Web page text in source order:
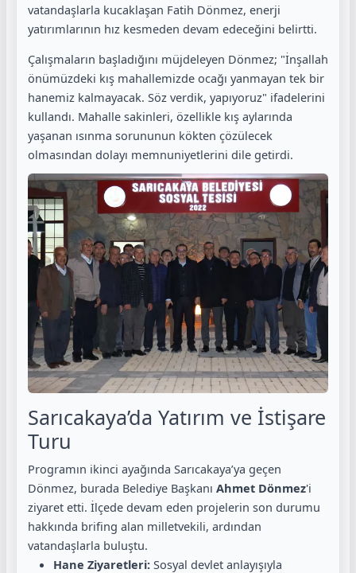
vatandaşlarla kucaklaşan Fatih Dönmez, enerji
yatırımlarının hız kesmeden devam edeceğini belirtti.
Çalışmaların başladığını müjdeleyen Dönmez; "İnşallah
önümüzdeki kış mahallemizde ocağı yanmayan tek bir
hanemiz kalmayacak. Söz verdik, yapıyoruz" ifadelerini
kullandı. Mahalle sakinleri, özellikle kış aylarında
yaşanan ısınma sorununun kökten çözülecek
olmasından dolayı memnuniyetlerini dile getirdi.
Sarıcakaya’da Yatırım ve İstişare
Turu
Programın ikinci ayağında Sarıcakaya’ya geçen
Dönmez, burada Belediye Başkanı Ahmet Dönmez'i
ziyaret etti. İlçede devam eden projelerin son durumu
hakkında brifing alan milletvekili, ardından
vatandaşlarla buluştu.
Hane Ziyaretleri: Sosyal devlet anlayışıyla